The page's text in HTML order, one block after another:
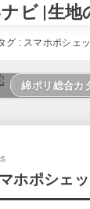
ビ |生地
グ : スマホポシェッ
綿ポリ総合カ
ホポシェ